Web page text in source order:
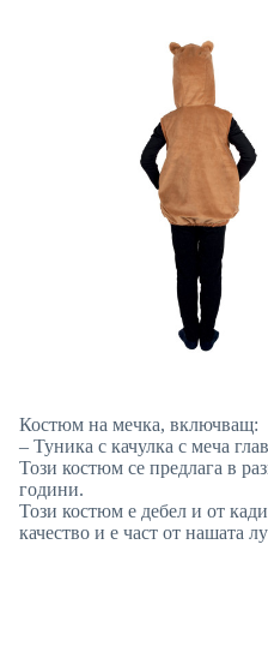
Костюм на мечка, включващ:
– Туника с качулка с меча
Този костюм се предлага в
години.
Този костюм е дебел и от
качество и е част от нашата